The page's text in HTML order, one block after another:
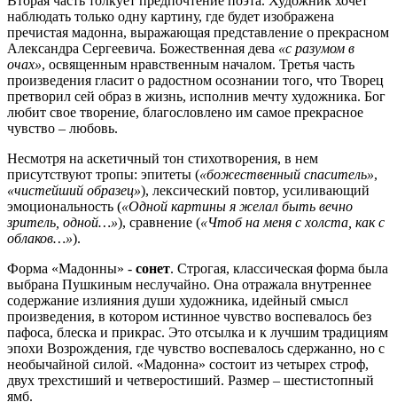
наблюдать только одну картину, где будет изображена
пречистая мадонна, выражающая представление о прекрасном
Александра Сергеевича. Божественная дева «с разумом в
очах», освященным нравственным началом. Третья часть
произведения гласит о радостном осознании того, что Творец
претворил сей образ в жизнь, исполнив мечту художника. Бог
любит свое творение, благословлено им самое прекрасное
чувство – любовь.
Несмотря на аскетичный тон стихотворения, в нем
присутствуют тропы: эпитеты («божественный спаситель»,
«чистейший образец»), лексический повтор, усиливающий
эмоциональность («Одной картины я желал быть вечно
зритель, одной…»), сравнение («Чтоб на меня с холста, как с
облаков…»).
Форма «Мадонны» - сонет. Строгая, классическая форма была
выбрана Пушкиным неслучайно. Она отражала внутреннее
содержание излияния души художника, идейный смысл
произведения, в котором истинное чувство воспевалось без
пафоса, блеска и прикрас. Это отсылка и к лучшим традициям
эпохи Возрождения, где чувство воспевалось сдержанно, но с
необычайной силой. «Мадонна» состоит из четырех строф,
двух трехстиший и четверостиший. Размер – шестистопный
ямб.